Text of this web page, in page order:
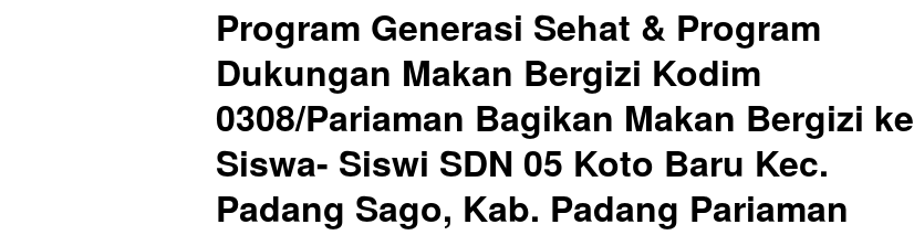
Program Generasi Sehat & Program
Dukungan Makan Bergizi Kodim
0308/Pariaman Bagikan Makan Bergizi ke
Siswa- Siswi SDN 05 Koto Baru Kec.
Padang Sago, Kab. Padang Pariaman